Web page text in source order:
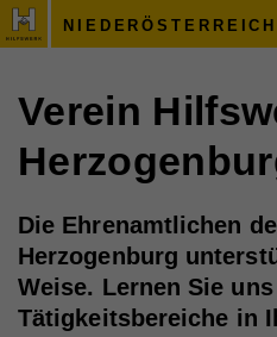
NIEDERÖSTERREICH
Verein
Die Ehrenamtlichen
Herzogenburg
Weise. Lernen Sie
Tätigkeitsbereiche in